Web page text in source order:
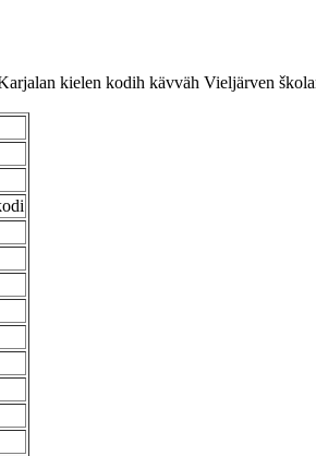
kielen kodih kävväh Vieljärven